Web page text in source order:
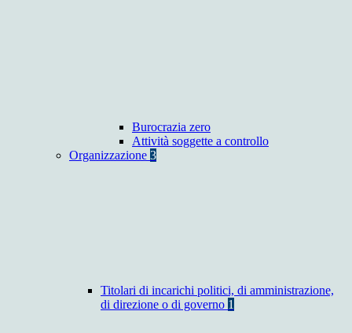
Burocrazia zero
Attività soggette a controllo
Organizzazione 3
Titolari di incarichi politici, di amministrazione,
di direzione o di governo 1